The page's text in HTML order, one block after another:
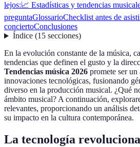
lejos:📈 Estadísticas y tendencias
preguntaGlossarioChecklist antes de
conciertoConclusiones
Índice(15 secciones)
En la evolución constante de la música,
tendencias que definen el gusto y la
Tendencias música 2026 promete ser
innovaciones tecnológicas, fusionando
diverso en la producción musical. ¿Qué
ámbito musical? A continuación,
relevantes, proporcionando un análisis
su impacto en la cultura contemporánea.
La tecnología